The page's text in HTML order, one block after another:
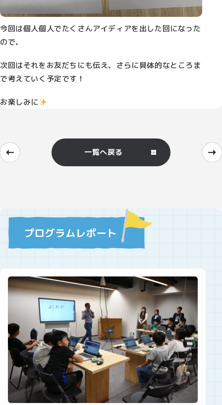
今回は個人個人でたくさんアイディアを出した回になった
ので、
次回はそれをお友だちにも伝え、さらに具体的なところま
で考えていく予定です！
お楽しみに
一覧へ戻る